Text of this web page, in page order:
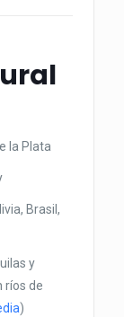
la Plata
Brasil,
y
ríos de
)